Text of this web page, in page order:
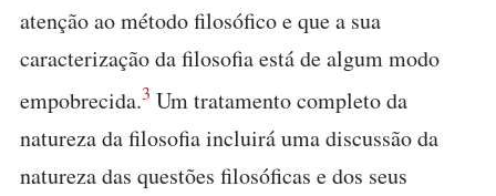
atenção ao método filosófico e que a sua
caracterização da filosofia está de algum modo
empobrecida.3 Um tratamento completo da
natureza da filosofia incluirá uma discussão da
natureza das questões filosóficas e dos seus